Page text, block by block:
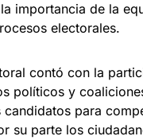
importancia de la
electorales.
contó con la
políticos y
candidatos para
su parte los